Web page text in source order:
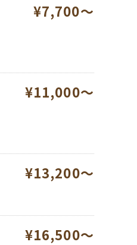
¥7,700～
¥11,000～
¥13,200～
¥16,500～